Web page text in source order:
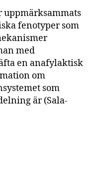
uppmärksammats
fenotyper som
med
en anafylaktisk
om
som
är (Sala-